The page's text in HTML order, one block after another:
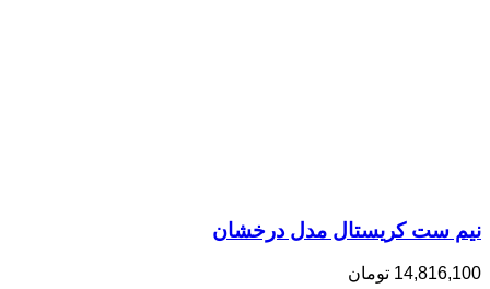
نیم ست کریستال مدل درخشان
14,816,100 تومان